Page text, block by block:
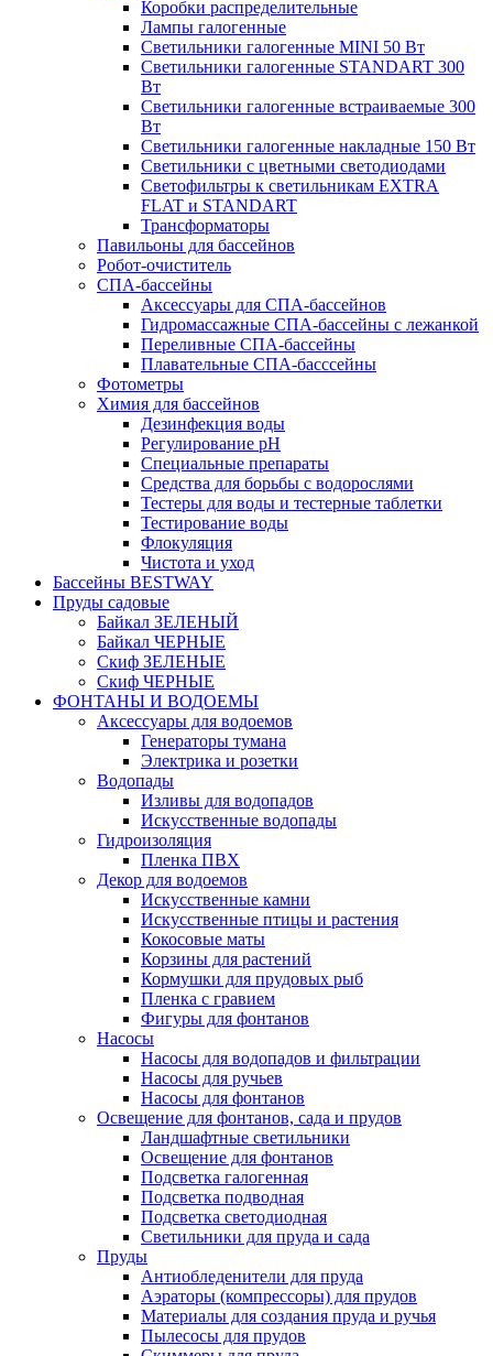
Коробки распределительные
Лампы галогенные
Светильники галогенные MINI 50 Вт
Светильники галогенные STANDART 300
Вт
Светильники галогенные встраиваемые 300
Вт
Светильники галогенные накладные 150 Вт
Светильники с цветными светодиодами
Светофильтры к светильникам EXTRA
FLAT и STANDART
Трансформаторы
Павильоны для бассейнов
Робот-очиститель
СПА-бассейны
Аксессуары для СПА-бассейнов
Гидромассажные СПА-бассейны с лежанкой
Переливные СПА-бассейны
Плавательные СПА-басссейны
Фотометры
Химия для бассейнов
Дезинфекция воды
Регулирование pH
Специальные препараты
Средства для борьбы с водорослями
Тестеры для воды и тестерные таблетки
Тестирование воды
Флокуляция
Чистота и уход
Бассейны BESTWAY
Пруды садовые
Байкал ЗЕЛЕНЫЙ
Байкал ЧЕРНЫЕ
Скиф ЗЕЛЕНЫЕ
Скиф ЧЕРНЫЕ
ФОНТАНЫ И ВОДОЕМЫ
Аксессуары для водоемов
Генераторы тумана
Электрика и розетки
Водопады
Изливы для водопадов
Искусственные водопады
Гидроизоляция
Пленка ПВХ
Декор для водоемов
Искусственные камни
Искусственные птицы и растения
Кокосовые маты
Корзины для растений
Кормушки для прудовых рыб
Пленка с гравием
Фигуры для фонтанов
Насосы
Насосы для водопадов и фильтрации
Насосы для ручьев
Насосы для фонтанов
Освещение для фонтанов, сада и прудов
Ландшафтные светильники
Освещение для фонтанов
Подсветка галогенная
Подсветка подводная
Подсветка светодиодная
Светильники для пруда и сада
Пруды
Антиобледенители для пруда
Аэраторы (компрессоры) для прудов
Материалы для создания пруда и ручья
Пылесосы для прудов